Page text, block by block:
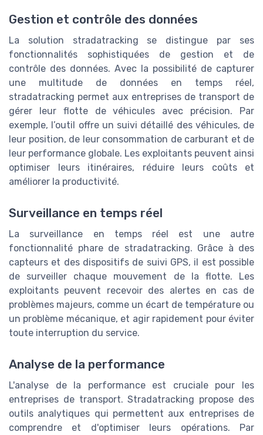
Gestion et contrôle des données
La solution stradatracking se distingue par ses
fonctionnalités sophistiquées de gestion et de
contrôle des données. Avec la possibilité de capturer
une multitude de données en temps réel,
stradatracking permet aux entreprises de transport de
gérer leur flotte de véhicules avec précision. Par
exemple, l’outil offre un suivi détaillé des véhicules, de
leur position, de leur consommation de carburant et de
leur performance globale. Les exploitants peuvent ainsi
optimiser leurs itinéraires, réduire leurs coûts et
améliorer la productivité.
Surveillance en temps réel
La surveillance en temps réel est une autre
fonctionnalité phare de stradatracking. Grâce à des
capteurs et des dispositifs de suivi GPS, il est possible
de surveiller chaque mouvement de la flotte. Les
exploitants peuvent recevoir des alertes en cas de
problèmes majeurs, comme un écart de température ou
un problème mécanique, et agir rapidement pour éviter
toute interruption du service.
Analyse de la performance
L'analyse de la performance est cruciale pour les
entreprises de transport. Stradatracking propose des
outils analytiques qui permettent aux entreprises de
comprendre et d'optimiser leurs opérations. Par